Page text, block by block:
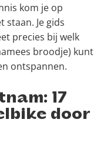
kom je op
staan. Je gids
precies bij welk
broodje) kunt
ontspannen.
17
door